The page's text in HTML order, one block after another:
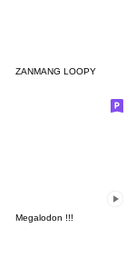
ZANMANG LOOPY
Megalodon !!!